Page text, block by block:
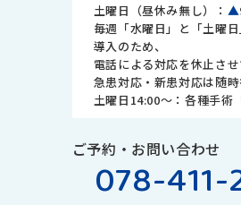
土曜日（昼休み無し）： ▲
毎週「水曜日」と「土曜
導入のため、
電話による対応を休止させ
急患対応・新患対応は随時
土曜日14:00～：各種手術
ご予約・お問い合わせ
078-411-